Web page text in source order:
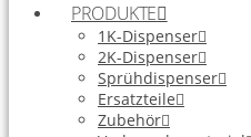
PRODUKTE
1K-Dispenser
2K-Dispenser
Sprühdispenser
Ersatzteile
Zubehör